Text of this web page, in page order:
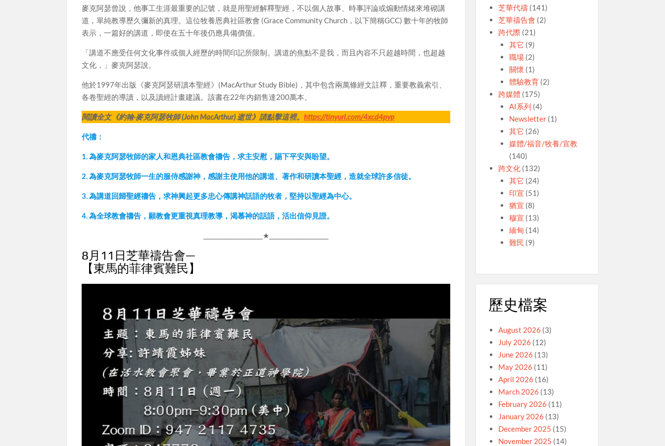
麥克阿瑟曾說，他事工生涯最重要的記號，就是用聖經解釋聖經，不以個人故事、時事評論或煽動情緒來堆砌講
道，單純教導歷久彌新的真理。這位牧養恩典社區教會 (Grace Community Church，以下簡稱GCC) 數十年的牧師
表示，一篇好的講道，即使在五十年後仍應具備價值。
「講道不應受任何文化事件或個人經歷的時間印記所限制。講道的焦點不是我，而且內容不只超越時間，也超越
文化，」麥克阿瑟說。
他於1997年出版《麥克阿瑟研讀本聖經》(MacArthur Study Bible)，其中包含兩萬條經文註釋，重要教義索引、
各卷聖經的導讀，以及讀經計畫建議。該書在22年內銷售達200萬本。
閱讀全文《約翰·麥克阿瑟牧師 (John MacArthur) 逝世》請點擊這裡。https://tinyurl.com/4xcd4pvp
代禱：
1. 為麥克阿瑟牧師的家人和恩典社區教會禱告，求主安慰，賜下平安與盼望。
2. 為麥克阿瑟牧師一生的服侍感謝神，感謝主使用他的講道、著作和研讀本聖經，造就全球許多信徒。
3. 為講道回歸聖經禱告，求神興起更多忠心傳講神話語的牧者，堅持以聖經為中心。
4. 為全球教會禱告，願教會更重視真理教導，渴慕神的話語，活出信仰見證。
____________________★____________________
8月11日芝華禱告會—
【東馬的菲律賓難民】
芝華代禱(141)
芝華禱告會 (2)
跨代際(21)
其它 (9)
職場 (2)
關懷 (1)
體驗教育 (2)
跨媒體 (175)
AI系列 (4)
Newsletter (1)
其它 (26)
媒體/福音/牧養/宣教
(140)
跨文化 (132)
其它 (24)
印宣 (51)
猶宣 (8)
穆宣 (13)
緬甸 (14)
難民 (9)
歷史檔案
August 2026 (3)
July 2026 (12)
June 2026 (13)
May 2026 (11)
April 2026 (16)
March 2026 (13)
February 2026 (11)
January 2026 (13)
December 2025 (15)
November 2025 (14)